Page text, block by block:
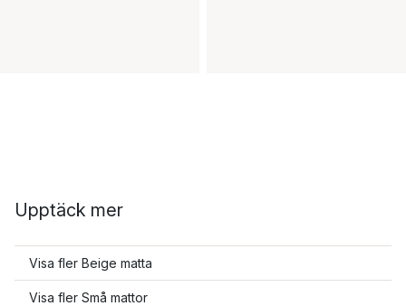
Upptäck mer
Visa fler Beige matta
Visa fler Små mattor